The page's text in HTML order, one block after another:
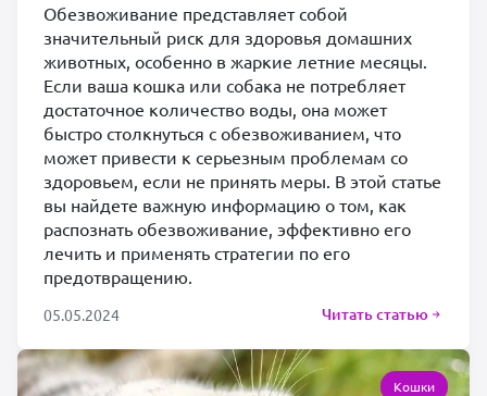
Обезвоживание представляет собой
значительный риск для здоровья домашних
животных, особенно в жаркие летние месяцы.
Если ваша кошка или собака не потребляет
достаточное количество воды, она может
быстро столкнуться с обезвоживанием, что
может привести к серьезным проблемам со
здоровьем, если не принять меры. В этой статье
вы найдете важную информацию о том, как
распознать обезвоживание, эффективно его
лечить и применять стратегии по его
предотвращению.
05.05.2024 Читать статью
Кошки